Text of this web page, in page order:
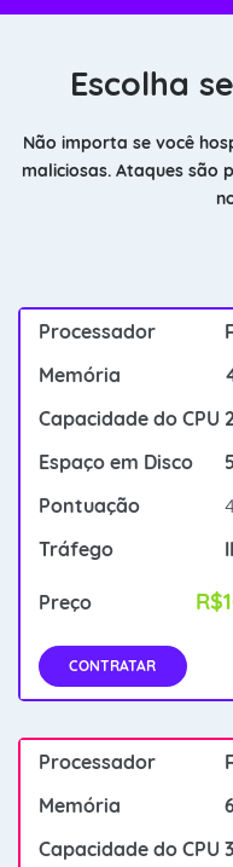
Escolha
Não importa se você
maliciosas. Ataques são
CONTRATAR